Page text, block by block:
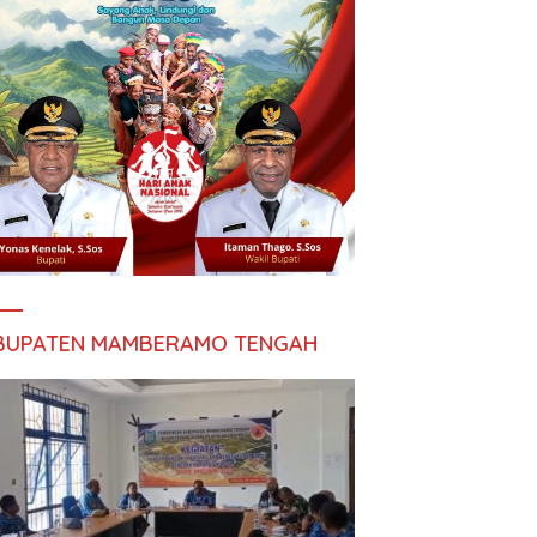
MAMBERAMO TENGAH